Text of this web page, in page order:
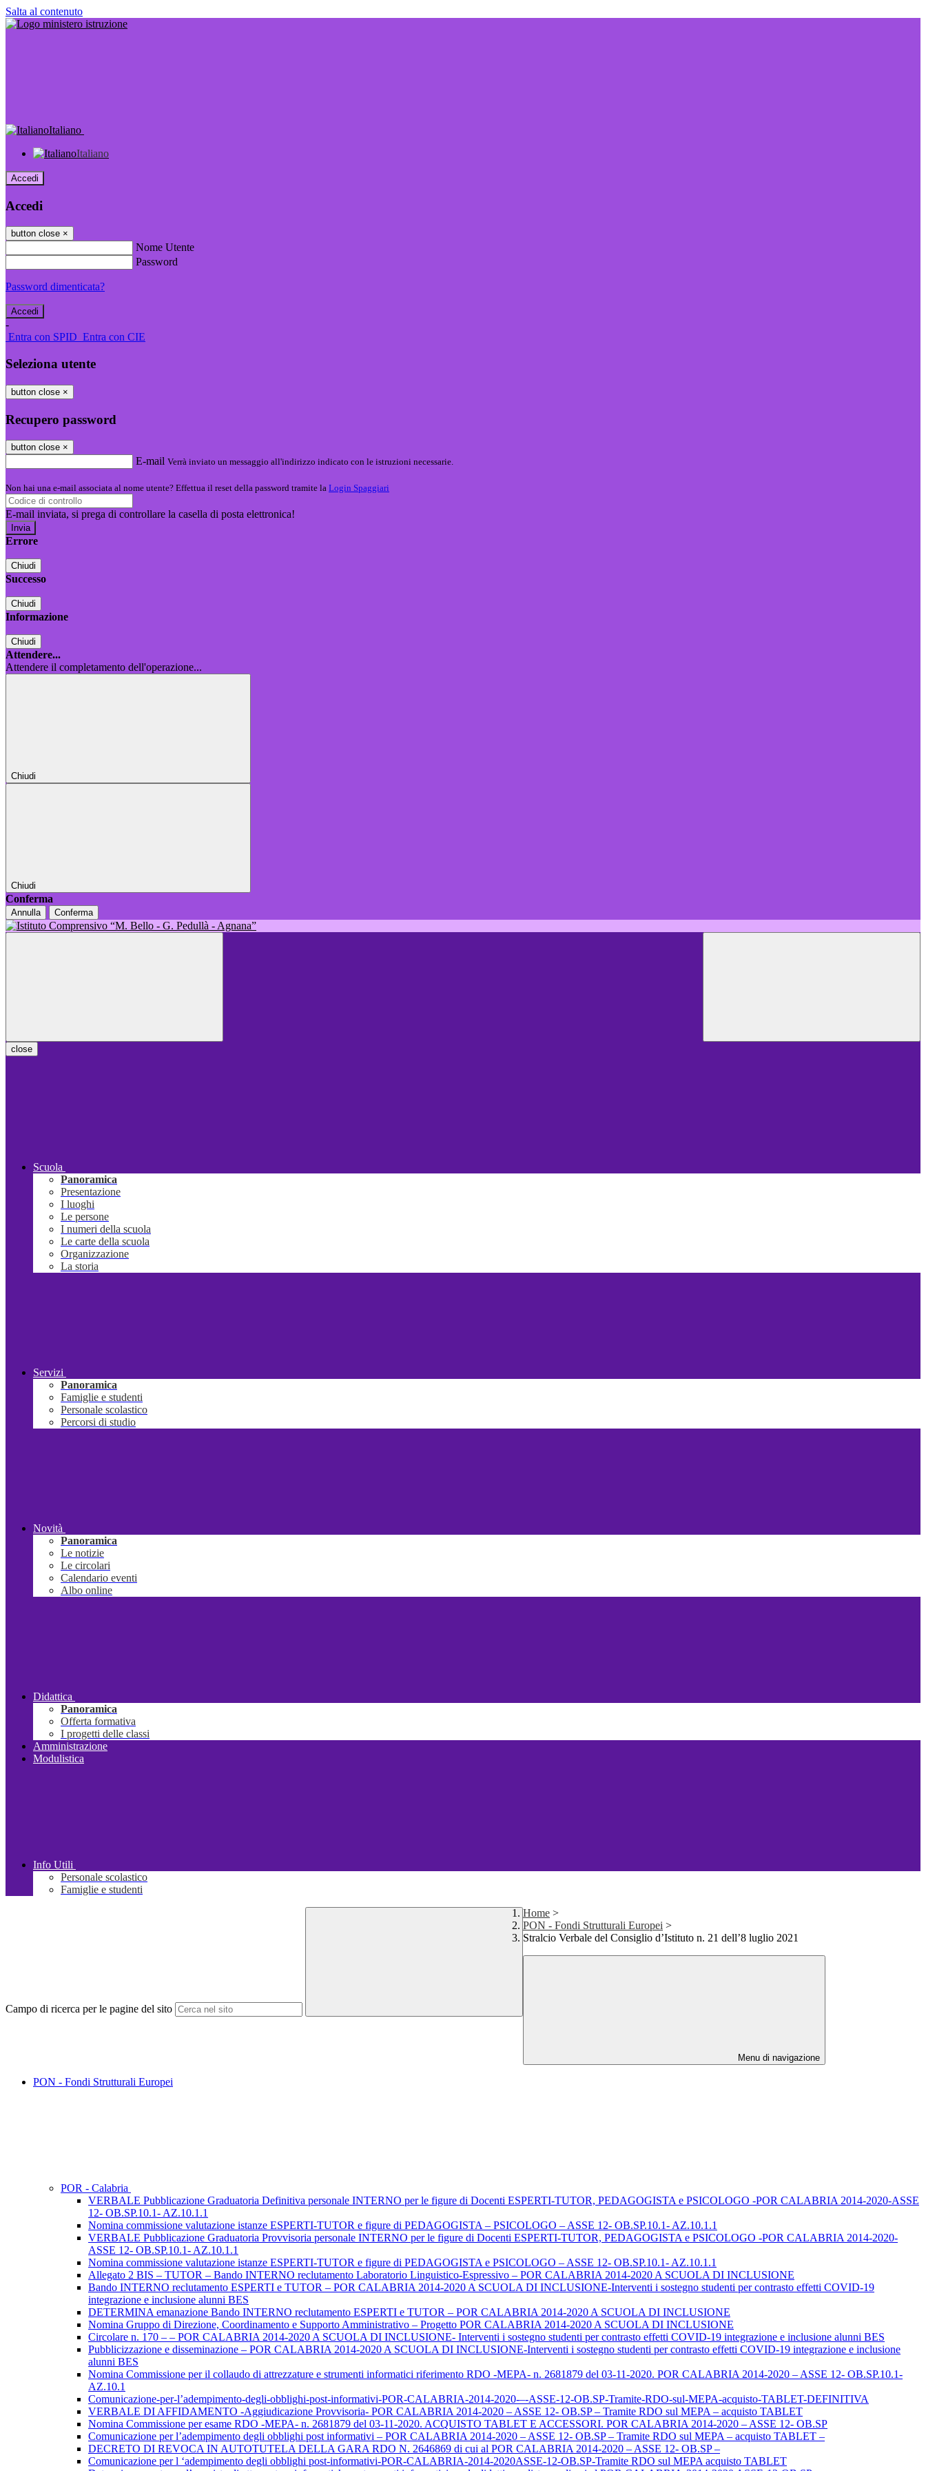
Salta al contenuto
Italiano
Italiano
Accedi
Accedi
button close ×
Nome Utente
Password
Password dimenticata?
-
Entra con SPID Entra con CIE
Seleziona utente
button close ×
Recupero password
button close ×
E-mail Verrà inviato un messaggio all'indirizzo indicato con le istruzioni necessarie.
Non hai una e-mail associata al nome utente? Effettua il reset della password tramite la Login Spaggiari
E-mail inviata, si prega di controllare la casella di posta elettronica!
Errore
Chiudi
Successo
Chiudi
Informazione
Chiudi
Attendere...
Attendere il completamento dell'operazione...
Chiudi
Chiudi
Conferma
Annulla Conferma
close
Scuola
Panoramica
Presentazione
I luoghi
Le persone
I numeri della scuola
Le carte della scuola
Organizzazione
La storia
Servizi
Panoramica
Famiglie e studenti
Personale scolastico
Percorsi di studio
Novità
Panoramica
Le notizie
Le circolari
Calendario eventi
Albo online
Didattica
Panoramica
Offerta formativa
I progetti delle classi
Amministrazione
Modulistica
Info Utili
Personale scolastico
Famiglie e studenti
Campo di ricerca per le pagine del sito
Home >
PON - Fondi Strutturali Europei >
Stralcio Verbale del Consiglio d’Istituto n. 21 dell’8 luglio 2021
Menu di navigazione
PON - Fondi Strutturali Europei
POR - Calabria
VERBALE Pubblicazione Graduatoria Definitiva personale INTERNO per le figure di Docenti ESPERTI-TUTOR, PEDAGOGISTA e PSICOLOGO -POR CALABRIA 2014-2020-ASSE
12- OB.SP.10.1- AZ.10.1.1
Nomina commissione valutazione istanze ESPERTI-TUTOR e figure di PEDAGOGISTA – PSICOLOGO – ASSE 12- OB.SP.10.1- AZ.10.1.1
VERBALE Pubblicazione Graduatoria Provvisoria personale INTERNO per le figure di Docenti ESPERTI-TUTOR, PEDAGOGISTA e PSICOLOGO -POR CALABRIA 2014-2020-
ASSE 12- OB.SP.10.1- AZ.10.1.1
Nomina commissione valutazione istanze ESPERTI-TUTOR e figure di PEDAGOGISTA e PSICOLOGO – ASSE 12- OB.SP.10.1- AZ.10.1.1
Allegato 2 BIS – TUTOR – Bando INTERNO reclutamento Laboratorio Linguistico-Espressivo – POR CALABRIA 2014-2020 A SCUOLA DI INCLUSIONE
Bando INTERNO reclutamento ESPERTI e TUTOR – POR CALABRIA 2014-2020 A SCUOLA DI INCLUSIONE-Interventi i sostegno studenti per contrasto effetti COVID-19
integrazione e inclusione alunni BES
DETERMINA emanazione Bando INTERNO reclutamento ESPERTI e TUTOR – POR CALABRIA 2014-2020 A SCUOLA DI INCLUSIONE
Nomina Gruppo di Direzione, Coordinamento e Supporto Amministrativo – Progetto POR CALABRIA 2014-2020 A SCUOLA DI INCLUSIONE
Circolare n. 170 – – POR CALABRIA 2014-2020 A SCUOLA DI INCLUSIONE- Interventi i sostegno studenti per contrasto effetti COVID-19 integrazione e inclusione alunni BES
Pubblicizzazione e disseminazione – POR CALABRIA 2014-2020 A SCUOLA DI INCLUSIONE-Interventi i sostegno studenti per contrasto effetti COVID-19 integrazione e inclusione
alunni BES
Nomina Commissione per il collaudo di attrezzature e strumenti informatici riferimento RDO -MEPA- n. 2681879 del 03-11-2020. POR CALABRIA 2014-2020 – ASSE 12- OB.SP.10.1-
AZ.10.1
Comunicazione-per-l’adempimento-degli-obblighi-post-informativi-POR-CALABRIA-2014-2020-–-ASSE-12-OB.SP-Tramite-RDO-sul-MEPA-acquisto-TABLET-DEFINITIVA
VERBALE DI AFFIDAMENTO -Aggiudicazione Provvisoria- POR CALABRIA 2014-2020 – ASSE 12- OB.SP – Tramite RDO sul MEPA – acquisto TABLET
Nomina Commissione per esame RDO -MEPA- n. 2681879 del 03-11-2020. ACQUISTO TABLET E ACCESSORI. POR CALABRIA 2014-2020 – ASSE 12- OB.SP
Comunicazione per l’adempimento degli obblighi post informativi – POR CALABRIA 2014-2020 – ASSE 12- OB.SP – Tramite RDO sul MEPA – acquisto TABLET –
DECRETO DI REVOCA IN AUTOTUTELA DELLA GARA RDO N. 2646869 di cui al POR CALABRIA 2014-2020 – ASSE 12- OB.SP –
Comunicazione per l ‘adempimento degli obblighi post-informativi-POR-CALABRIA-2014-2020ASSE-12-OB.SP-Tramite RDO sul MEPA acquisto TABLET